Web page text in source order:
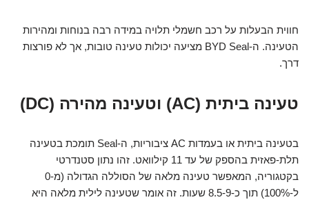
חווית הבעלות על רכב חשמלי תלויה במידה רבה בנוחות ומהירות
הטעינה. ה-BYD Seal מציעה יכולות טעינה טובות, אך לא פורצות
דרך.
טעינה ביתית (AC) וטעינה מהירה (DC)
בטעינה ביתית או בעמדות AC ציבוריות, ה-Seal תומכת בטעינה
תלת-פאזית בהספק של עד 11 קילוואט. זהו נתון סטנדרטי
בקטגוריה, המאפשר טעינה מלאה של הסוללה הגדולה (מ-0
ל-100%) תוך כ-8.5-9 שעות. זה אומר שטעינה לילית מלאה היא